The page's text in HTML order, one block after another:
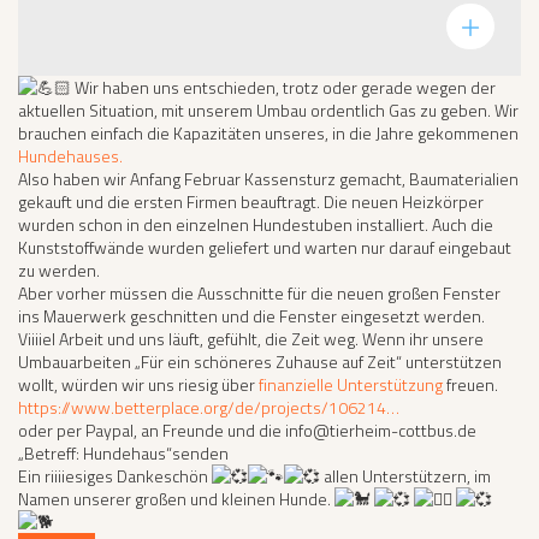
Bildinfos
Wir haben uns entschieden, trotz oder gerade wegen der
aktuellen Situation, mit unserem Umbau ordentlich Gas zu geben. Wir
brauchen einfach die Kapazitäten unseres, in die Jahre gekommenen
Hundehauses.
Also haben wir Anfang Februar Kassensturz gemacht, Baumaterialien
gekauft und die ersten Firmen beauftragt. Die neuen Heizkörper
wurden schon in den einzelnen Hundestuben installiert. Auch die
Kunststoffwände wurden geliefert und warten nur darauf eingebaut
zu werden.
Aber vorher müssen die Ausschnitte für die neuen großen Fenster
ins Mauerwerk geschnitten und die Fenster eingesetzt werden.
Viiiiel Arbeit und uns läuft, gefühlt, die Zeit weg. Wenn ihr unsere
Umbauarbeiten „Für ein schöneres Zuhause auf Zeit“ unterstützen
wollt, würden wir uns riesig überfinanzielle Unterstützungfreuen.
https://www.betterplace.org/de/projects/106214…
oder per Paypal, an Freunde und die info@tierheim-cottbus.de
„Betreff: Hundehaus“senden
Ein riiiiesiges Dankeschön
allen Unterstützern, im
Namen unserer großen und kleinen Hunde.